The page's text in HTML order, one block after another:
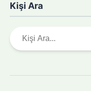
Kişi Ara
r